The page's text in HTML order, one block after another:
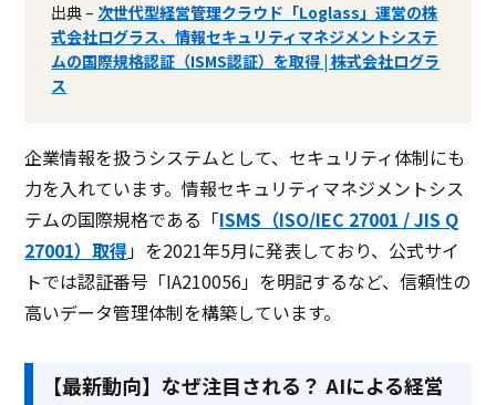
出典 – 次世代型経営管理クラウド「Loglass」運営の株
式会社ログラス、情報セキュリティマネジメントシステ
ムの国際規格認証（ISMS認証）を取得 | 株式会社ログラ
ス
企業情報を扱うシステムとして、セキュリティ体制にも
力を入れています。情報セキュリティマネジメントシス
テムの国際規格である「ISMS（ISO/IEC 27001 / JIS Q
27001）取得」を2021年5月に発表しており、公式サイ
トでは認証番号「IA210056」を明記するなど、信頼性の
高いデータ管理体制を構築しています。
【最新動向】なぜ注目される？ AIによる経営